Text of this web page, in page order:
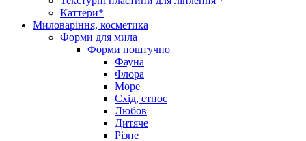
Каттери*
Миловаріння, косметика
Форми для мила
Форми поштучно
Фауна
Флора
Море
Схід, етнос
Любов
Дитяче
Різне